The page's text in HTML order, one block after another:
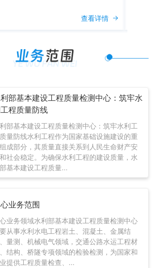
查看详情
部基本建设工程质量检测中心：筑牢水
程质量防线
部基本建设工程质量检测中心：筑牢水利工
量防线水利工程作为国家基础设施建设的重
成部分，其质量直接关系到人民生命财产安
社会稳定。为确保水利工程的建设质量，水
基本建设工程质量...
业务范围
业务领域水利部基本建设工程质量检测中心
从事水利水电工程岩土、混凝土、金属结
量测、机械电气领域，交通公路水运工程材
结构、桥隧专项领域的检验检测，为国家和
提供工程质量检查、...